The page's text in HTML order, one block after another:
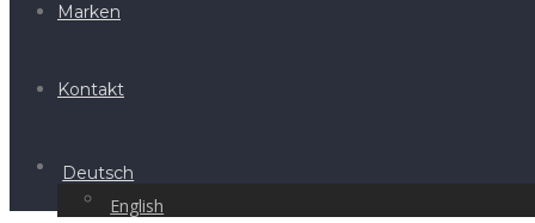
Marken
Kontakt
Deutsch
English